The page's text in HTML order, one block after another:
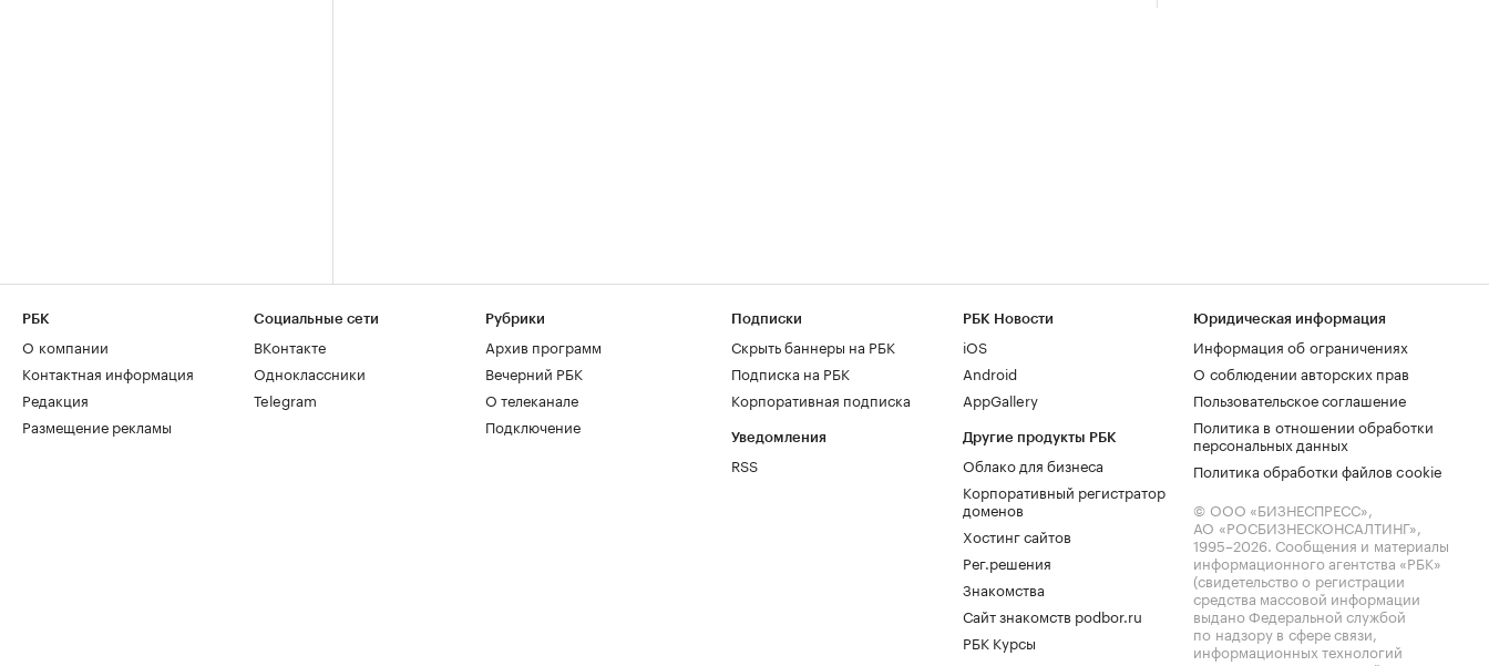
РБК
О компании
Контактная информация
Редакция
Размещение рекламы
Социальные сети
ВКонтакте
Одноклассники
Telegram
Рубрики
Архив программ
Вечерний РБК
О телеканале
Подключение
Подписки
Скрыть баннеры на РБК
Подписка на РБК
Корпоративная подписка
Уведомления
RSS
РБК Новости
iOS
Android
AppGallery
Другие продукты РБК
Облако для бизнеса
Корпоративный регистратор
доменов
Хостинг сайтов
Рег.решения
Знакомства
Сайт знакомств podbor.ru
РБК Курсы
Юридическая информация
Информация об ограничениях
О соблюдении авторских прав
Пользовательское соглашение
Политика в отношении обработки
персональных данных
Политика обработки файлов cookie
© ООО «БИЗНЕСПРЕСС»,
АО «РОСБИЗНЕСКОНСАЛТИНГ»,
1995–2026. Сообщения и материалы
информационного агентства «РБК»
(свидетельство о регистрации
средства массовой информации
выдано Федеральной службой
по надзору в сфере связи,
информационных технологий